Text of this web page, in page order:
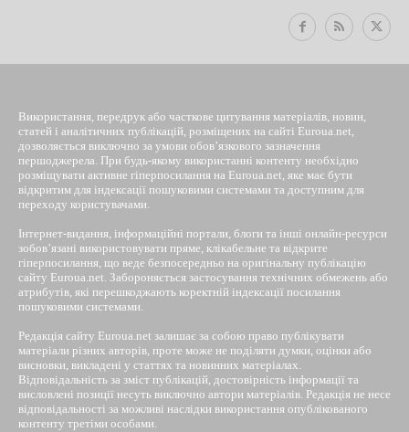
Використання, передрук або часткове цитування матеріалів, новин,
статей і аналітичних публікацій, розміщених на сайті Euroua.net,
дозволяється виключно за умови обов’язкового зазначення
першоджерела. При будь-якому використанні контенту необхідно
розміщувати активне гіперпосилання на Euroua.net, яке має бути
відкритим для індексації пошуковими системами та доступним для
переходу користувачами.
Інтернет-видання, інформаційні портали, блоги та інші онлайн-ресурси
зобов’язані використовувати пряме, клікабельне та відкрите
гіперпосилання, що веде безпосередньо на оригінальну публікацію
сайту Euroua.net. Забороняється застосування технічних обмежень або
атрибутів, які перешкоджають коректній індексації посилання
пошуковими системами.
Редакція сайту Euroua.net залишає за собою право публікувати
матеріали різних авторів, проте може не поділяти думки, оцінки або
висновки, викладені у статтях та новинних матеріалах.
Відповідальність за зміст публікацій, достовірність інформації та
висловлені позиції несуть виключно автори матеріалів. Редакція не несе
відповідальності за можливі наслідки використання опублікованого
контенту третіми особами.